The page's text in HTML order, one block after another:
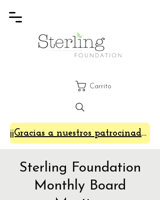
¡¡Gracias a nuestros patrocinadores de SterlingFest 2024!!
Carrito
Sterling Foundation
Monthly Board